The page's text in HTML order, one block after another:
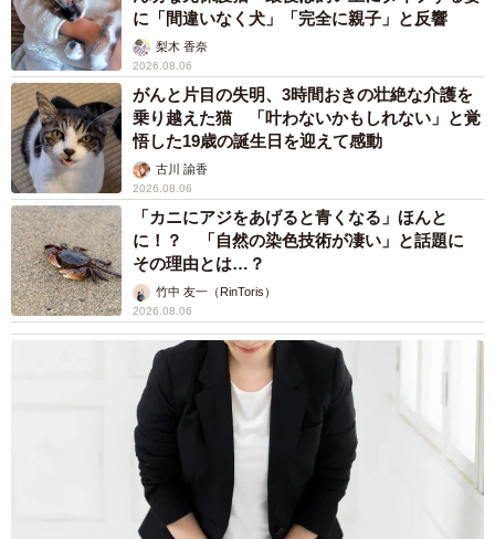
2026.08.06
がんと片目の失明、3時間おきの壮絶な介護を
乗り越えた猫 「叶わないかもしれない」と覚
悟した19歳の誕生日を迎えて感動
古川 諭香
2026.08.06
「カニにアジをあげると青くなる」ほんと
に！？ 「自然の染色技術が凄い」と話題に
その理由とは…？
竹中 友一（RinToris）
2026.08.06